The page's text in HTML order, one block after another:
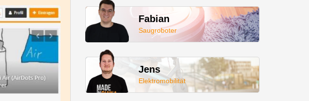
Fabian
Saugroboter
Jens
Elektromobilität